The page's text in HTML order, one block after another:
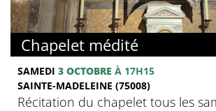
Chapelet médité
SAMEDI 3 OCTOBRE À 17H15
SAINTE-MADELEINE (75008)
Récitation du chapelet tous les